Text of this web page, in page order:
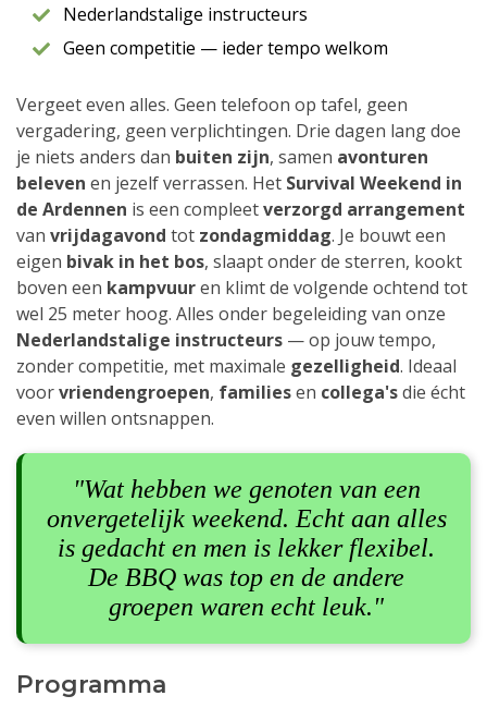
Nederlandstalige instructeurs
Geen competitie — ieder tempo welkom
Vergeet even alles. Geen telefoon op tafel, geen
vergadering, geen verplichtingen. Drie dagen lang doe
je niets anders dan buiten zijn, samen avonturen
beleven en jezelf verrassen. Het Survival Weekend in
de Ardennen is een compleetverzorgd arrangement
van vrijdagavond tot zondagmiddag. Je bouwt een
eigen bivak in het bos, slaapt onder de sterren, kookt
boven een kampvuuren klimt de volgende ochtend tot
wel 25 meter hoog. Alles onder begeleiding van onze
Nederlandstalige instructeurs — op jouw tempo,
zonder competitie, met maximale gezelligheid. Ideaal
voorvriendengroepen, familiesen collega'sdie écht
even willen ontsnappen.
"Wat hebben we genoten van een
onvergetelijk weekend. Echt aan alles
is gedacht en men is lekker flexibel.
De BBQ was top en de andere
groepen waren echt leuk."
Programma